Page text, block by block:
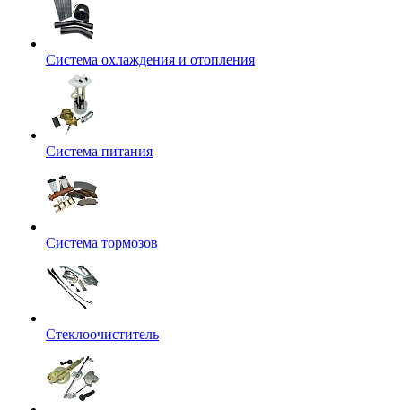
Система охлаждения и отопления
Система питания
Система тормозов
Стеклоочиститель